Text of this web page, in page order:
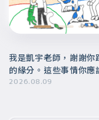
我是凱宇老師，謝謝你
的緣分。這些事情你應
2026.08.09